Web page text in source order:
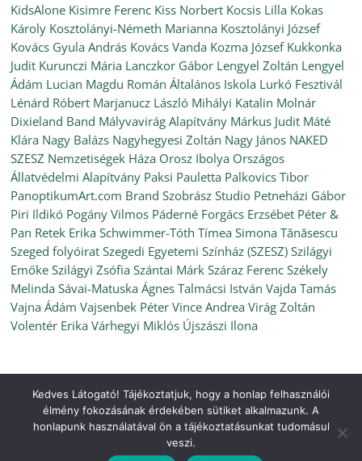
KidsAlone Kisimre Ferenc Kiss Norbert Kocsis Lilla Kokas
Károly Kosztolányi-Németh Marianna Kosztolányi József
Kovács Gyula András Kovács Vanda Kozma József Kukkonka
Judit Kurunczi Mária Lanczkor Gábor Lengyel Zoltán Lengyel
Ádám Lucian Magdu Román Általános Iskola Lurkó Fesztivál
Lénárd Róbert Marjanucz László Mihályi Katalin Molnár
Dixieland Band Mályvavirág Alapítvány Márkus Judit Máté
Klára Nagy Balázs Nagyhegyesi Zoltán Nagy János NAKED
SZESZ Nemzetiségek Háza Orosz Ibolya Országos
Állatvédelmi Alapítvány Paksi Pauletta Palkovics Tibor
PanoptikumArt.com Brand Szobrász Studio Petneházi Gábor
Piri Ildikó Pogány Vilmos Páderné Forgács Erzsébet Péter &
Pan Retek Erika Schwimmer-Tóth Tímea Simona Tănăsescu
Szeged folyóirat Szegedi Egyetemi Színház (SZESZ) Szilágyi
Emőke Szilágyi Zsófia Szántai Márk Száraz Ferenc Székely
Melinda Sávai-Matuska Ágnes Talmácsi István Vajda Tamás
Vajna Ádám Vajsenbek Péter Vince Andrea Virág Zoltán
Volentér Erika Várhegyi Miklós Újszászi Ilona
Copyright © 2026Ünnepi Könyvhét Szeged, 2022. június
rights reserved.
by ThemeGrill. Powered by
Kedves Látogató! Tájékoztatjuk, hogy a honlap felhasználói
élmény fokozásának érdekében sütiket alkalmazunk. A
honlapunk használatával ön a tájékoztatásunkat tudomásul
veszi.